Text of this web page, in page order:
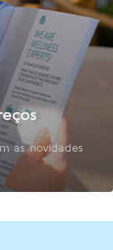
as novidades